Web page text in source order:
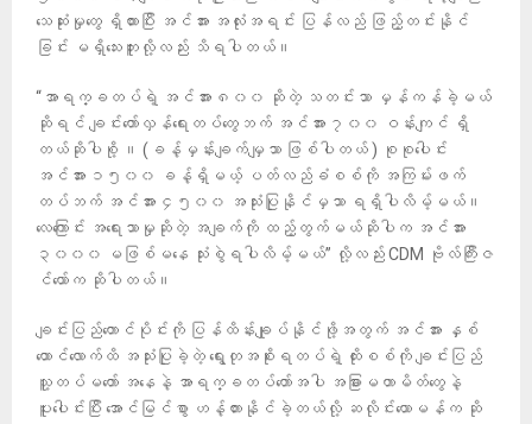
သေဆုံးမှုတွေ ရှိထားပြီး အင်အား အလုံးအရင်း ပြန်လည် ဖြည့်တင်းနိုင်
ခြင်း မရှိသေးဘူးလို့လည်း သိရပါတယ်။
“အာရက္ခတပ်ရဲ့ အင်အား ၈၀၀ ဆိုတဲ့ သတင်းသာ မှန်ကန်ခဲ့မယ်
ဆိုရင် ချင်းတော်လှန်ရေးတပ်တွေဘက် အင်အား ၇၀၀ ဝန်းကျင် ရှိ
တယ်ဆိုပါစို့ ။ (ခန့်မှန်းချက်မျှသာ ဖြစ်ပါတယ် ) စုစုပေါင်း
အင်အား ၁၅၀၀ ခန့်ရှိမယ့် ပတ်လည်ခံစစ်ကို အကြမ်းဖက်
တပ်ဘက် အင်အား ၄၅၀၀ အသုံးပြုနိုင်မှသာ ရရှိပါလိမ့်မယ်။
လေကြောင်း အရေးသာမှုဆိုတဲ့ အချက်ကို ထည့်တွက်မယ်ဆိုပါက အင်အား
၃၀၀၀ မဖြစ်မနေ သုံးစွဲရပါလိမ့်မယ်” လို့လည်း CDM ဗိုလ်ကြီးဇ
င်ယော်က ဆိုပါတယ်။
ချင်းပြည်တောင်ပိုင်းကို ပြန်ထိန်းချုပ်နိုင်ဖို့အတွက် အင်အား နှစ်
ထောင်လောက်ထိ အသုံးပြုခဲ့တဲ့ ရွေးတုအစိုးရတပ်ရဲ့ ထိုးစစ်ကို ချင်းပြည်
သူ့တပ်မတော် အနေနဲ့ အာရက္ခတပ်တော်အပါ အခြားမဟာမိတ်တွေနဲ့
ပူးပေါင်းပြီး အောင်မြင်စွာ ဟန့်တားနိုင်ခဲ့တယ်လို့ ဆလိုင်းယောမန်က ဆို